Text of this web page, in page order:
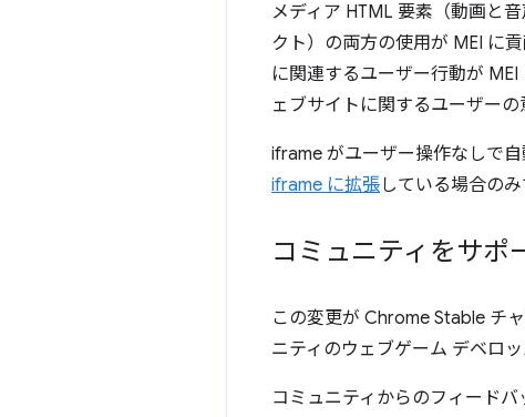
メディア HTML 要素（動画と
クト）の両方の使用が MEI に
に関連するユーザー行動が
ェブサイトに関するユーザーの
iframe がユーザー操作なしで
iframe に拡張している場合のみ
コミュニティをサポ
この変更が Chrome Stable チ
ニティのウェブゲーム デベロ
コミュニティからのフィード